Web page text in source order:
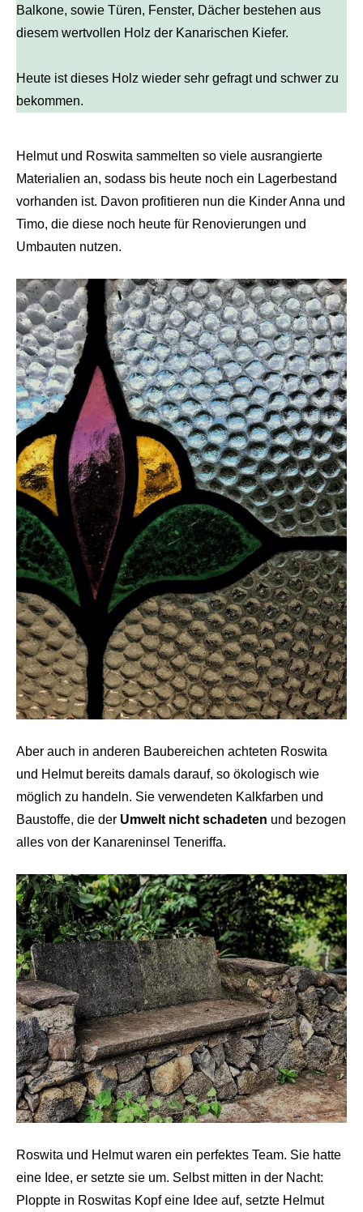
Balkone, sowie Türen, Fenster, Dächer bestehen aus
diesem wertvollen Holz der Kanarischen Kiefer.
Heute ist dieses Holz wieder sehr gefragt und schwer zu
bekommen.
Helmut und Roswita sammelten so viele ausrangierte
Materialien an, sodass bis heute noch ein Lagerbestand
vorhanden ist. Davon profitieren nun die Kinder Anna und
Timo, die diese noch heute für Renovierungen und
Umbauten nutzen.
Aber auch in anderen Baubereichen achteten Roswita
und Helmut bereits damals darauf, so ökologisch wie
möglich zu handeln. Sie verwendeten Kalkfarben und
Baustoffe, die der Umwelt nicht schadeten und bezogen
alles von der Kanareninsel Teneriffa.
Roswita und Helmut waren ein perfektes Team. Sie hatte
eine Idee, er setzte sie um. Selbst mitten in der Nacht:
Ploppte in Roswitas Kopf eine Idee auf, setzte Helmut